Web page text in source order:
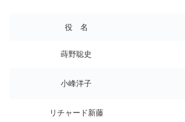
役 名
蒔野聡史
小峰洋子
リチャード新藤